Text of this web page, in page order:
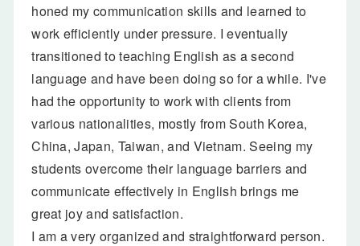
honed my communication skills and learned to
work efficiently under pressure. I eventually
transitioned to teaching English as a second
language and have been doing so for a while. I've
had the opportunity to work with clients from
various nationalities, mostly from South Korea,
China, Japan, Taiwan, and Vietnam. Seeing my
students overcome their language barriers and
communicate effectively in English brings me
great joy and satisfaction.
I am a very organized and straightforward person.